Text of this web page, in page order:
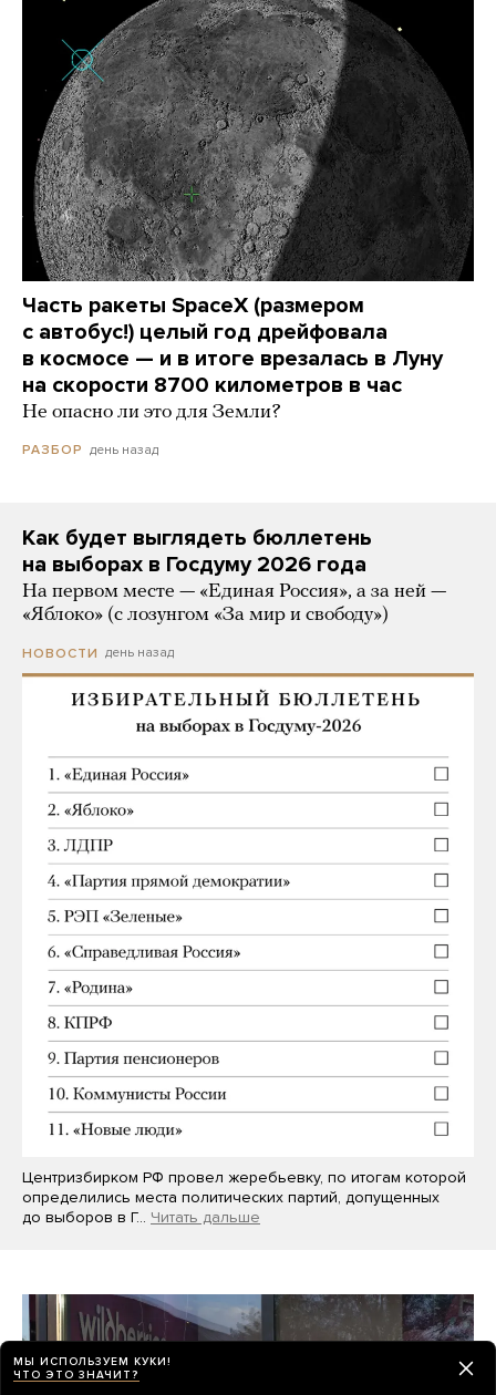
Часть ракеты SpaceX (размером
с автобус!) целый год дрейфовала
в космосе — и в итоге врезалась в Луну
на скорости 8700 километров в час
Не опасно ли это для Земли?
РАЗБОР день назад
Как будет выглядеть бюллетень
на выборах в Госдуму 2026 года
На первом месте — «Единая Россия», а за ней —
«Яблоко» (с лозунгом «За мир и свободу»)
НОВОСТИ день назад
Центризбирком РФ провел жеребьевку, по итогам которой
определились места политических партий, допущенных
до выборов в Г… Читать дальше
МЫ ИСПОЛЬЗУЕМ КУКИ!
ЧТО ЭТО ЗНАЧИТ?